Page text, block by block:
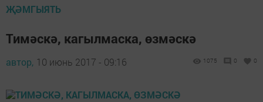
ҖӘМГЫЯТЬ
Тимәскә, кагылмаска, өзмәскә
автор, 10 июнь 2017 - 09:16 1075 0 0